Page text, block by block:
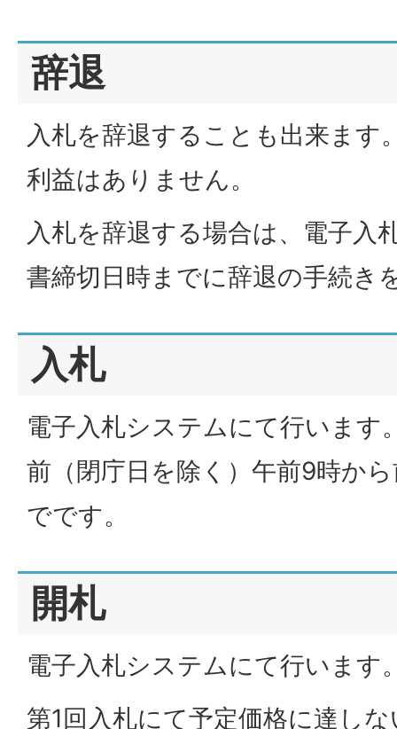
辞退
入札を辞退することも出来ます
利益はありません。
入札を辞退する場合は、電子入
書締切日時までに辞退の手続き
入札
電子入札システムにて行います
前（閉庁日を除く）午前9時か
でです。
開札
電子入札システムにて行います
第1回入札にて予定価格に達し